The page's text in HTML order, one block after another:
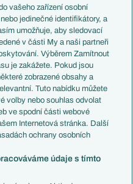
Francie
Itálie
Německo
Španělsko
Argentina
Brazílie
Přestupy
Zápasy
Livescore
Tipovací soutěž
vašeho zařízení osobní
jedinečné identifikátory, a
umožňuje, aby sledovací
v části My a naši partneři
Výběrem Zamítnout
je zakážete. Pokud jsou
zobrazené obsahy a
Tuto nabídku můžete
volby nebo souhlas odvolat
ve spodní části webové
Internetová stránka. Další
ochrany osobních
údaje s tímto